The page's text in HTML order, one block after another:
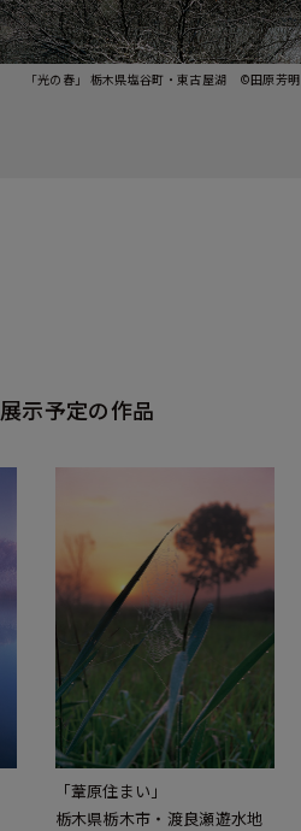
「光の春」 栃木県塩谷町・東古屋湖 ©田原芳明
展示予定の作品
「葦原住まい」
栃木県栃木市・渡良瀬遊水地